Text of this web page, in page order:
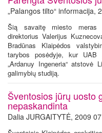
„Palangos tilto“ informacija,
Šią savaitę miesto meras
direktorius Valerijus
Bradūnas Klaipėdos
tarybos posėdyje, kur UAB
„Ardanuy Ingeneria“ atstovė
galimybių studiją.
Šventosios jūrų uosto
nepaskandinta
Dalia JURGAITYTĖ, 2009